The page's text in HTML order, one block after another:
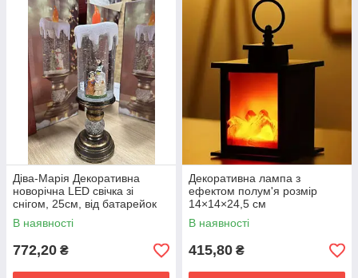
Діва-Марія Декоративна
новорічна LED свічка зі
снігом, 25см, від батарейок
та USB
В наявності
772,20 ₴
Декоративна лампа з
ефектом полум'я розмір
14×14×24,5 см
В наявності
415,80 ₴